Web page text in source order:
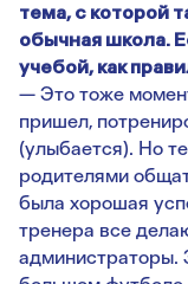
тема, с которой
обычная школа.
учебой, как
— Это тоже
пришел,
(улыбается). Но
родителями
была хорошая
тренера все
администраторы.